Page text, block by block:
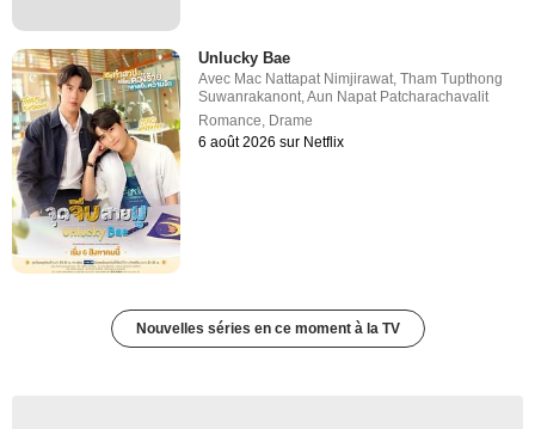
Unlucky Bae
Avec Mac Nattapat Nimjirawat ,Tham Tupthong
Suwanrakanont ,Aun Napat Patcharachavalit
Romance Drame
6 août 2026 sur Netflix
Nouvelles séries en ce moment à la TV